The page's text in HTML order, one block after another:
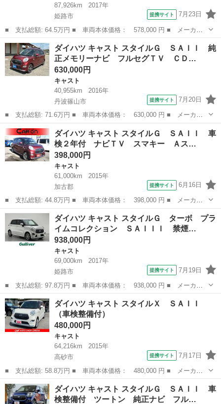
87,926km
2017年
姫路市
提携サイト 7月23日
■ 支払総額: 64.5万円 ■ 車両本体価格： 578,000 円 ■ メーカー
名： ダイハツ ■ 車種名： キャスト ■ グレード名： スタイル
Ｇ プライムコレクション ＳＡＩＩ ＥＴＣ バックカメラ クリ
アランスソナ...
兵庫 姫路市 キャスト
ダイハツ キャスト スタイルＧ ＳＡＩＩ 純
正メモリーナビ フルセグＴＶ ＣＤ…
630,000円
キャスト
40,955km
2016年
丹波篠山市
提携サイト 7月20日
■ 支払総額: 71.6万円 ■ 車両本体価格： 630,000 円 ■ メーカー
名： ダイハツ ■ 車種名： キャスト ■ グレード名： スタイル
Ｇ ＳＡＩＩ 純正メモリーナビ フルセグＴＶ ＣＤＤＶＤ再生
可 ブルートゥ...
兵庫 丹波篠山市 キャスト
ダイハツ キャスト スタイルＧ ＳＡＩＩ 車
検２年付 ナビＴＶ スマキー Ａス…
398,000円
キャスト
61,000km
2015年
加古郡
提携サイト 6月16日
■ 支払総額: 44.8万円 ■ 車両本体価格： 398,000 円 ■ メーカー
名： ダイハツ ■ 車種名： キャスト ■ グレード名： スタイル
Ｇ ＳＡＩＩ 車検２年付 ナビＴＶ スマキー Ａスト 衝軽Ｂ
■ 排気量：...
兵庫 加古郡 キャスト
ダイハツ キャスト スタイルＧ ターボ プラ
イムコレクション ＳＡＩＩＩ 禁煙…
938,000円
キャスト
69,000km
2017年
姫路市
提携サイト 7月19日
■ 支払総額: 97.8万円 ■ 車両本体価格： 938,000 円 ■ メーカー
名： ダイハツ ■ 車種名： キャスト ■ グレード名： スタイル
Ｇ ターボ プライムコレクション ＳＡＩＩＩ 禁煙車 社外ナビ
【ＣＤ／ＤＶ...
兵庫 姫路市 キャスト
ダイハツ キャスト スタイルＸ ＳＡＩＩ
（車検整備付）
480,000円
キャスト
64,216km
2015年
高砂市
提携サイト 7月17日
■ 支払総額: 58.8万円 ■ 車両本体価格： 480,000 円 ■ メーカー
名： ダイハツ ■ 車種名： キャスト ■ グレード名： スタイル
Ｘ ＳＡＩＩ ■ 排気量： 660cc ■ ドア枚数： 5D ■ ミッショ...
兵庫 高砂市 キャスト
ダイハツ キャスト スタイルＧ ＳＡＩＩ 車
検整備付 ツートン 純正ナビ フル…